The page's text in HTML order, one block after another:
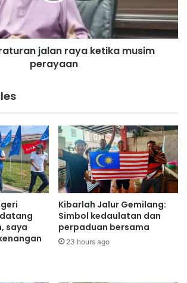
jalan raya ketika musim
perayaan
saya
Kibarlah Jalur Gemilang:
Simbol kedaulatan dan
perpaduan bersama
23 hours ago